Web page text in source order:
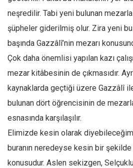
neşredilir. Tabi yeni bulunan
şüpheler giderilmiş olur. Zira yeni
başında Gazzâlî’nin mezarı
Çok daha önemlisi yapılan kazı
mezar kitâbesinin de çıkmasıdır.
kaynaklarda geçtiği üzere Gazzâlî
bulunan dört öğrencisinin de
esnasında karşılaşılır.
Elimizde kesin olarak
buranın neredeyse kesin bir
konusudur. Aslen sekizgen,